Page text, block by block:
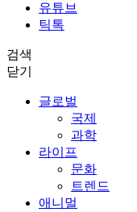
유튜브
틱톡
검색
닫기
글로벌
국제
과학
라이프
문화
트렌드
애니멀